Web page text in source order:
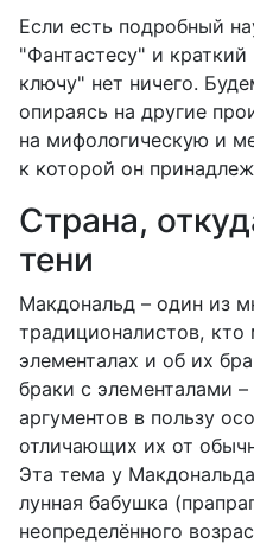
Если есть подробный
"Фантастесу" и
ключу" нет ничего.
опираясь на другие
на мифологическую и
к которой он
Страна,
тени
Макдональд – один из
традиционалистов, кто
элементалах и об их
браки с элементалами
аргументов в пользу
отличающих их от
Эта тема у
лунная бабушка
неопределённого